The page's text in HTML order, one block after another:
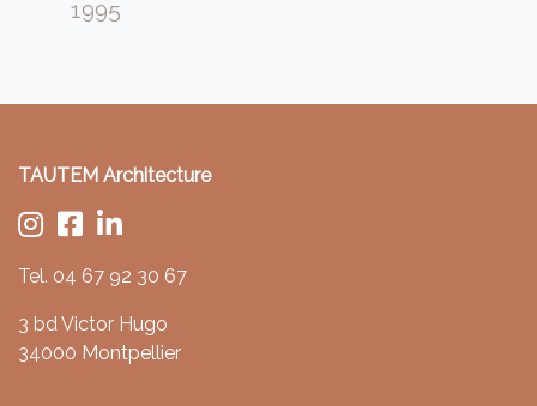
1995
TAUTEM Architecture
Tel. 04 67 92 30 67
3 bd Victor Hugo
34000 Montpellier